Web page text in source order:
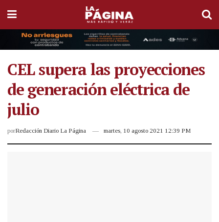
CEL supera las proyecciones
de generación eléctrica de
julio
porRedacción Diario La Página martes, 10 agosto 2021 12:39 PM